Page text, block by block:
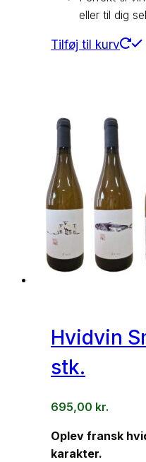
eller til dig
Tilføj til kurv
Hvidvin
stk.
695,00 kr.
Oplev fransk
karakter.